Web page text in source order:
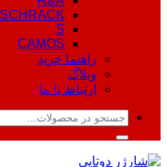
SCHRACK
S
CAMOS
راهنما خرید
وبلاگ
ارتباط با ما
جستجو